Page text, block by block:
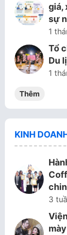
giá,
sự
1
Tổ
Du
1
Thêm
KINH
3